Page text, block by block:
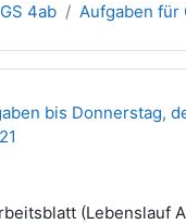
GS 4ab Aufgaben für
bis Donnerstag,
(Lebenslauf